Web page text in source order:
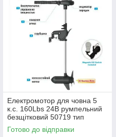
Електромотор для човна 5
к.с. 160Lbs 24В румпельний
безщітковий 50719 тип
електродвигуна - безщітковий
Готово до відправки